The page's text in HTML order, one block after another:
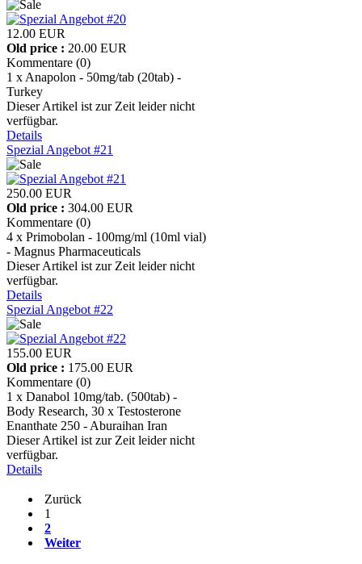
12.00 EUR
Old price : 20.00 EUR
Kommentare (0)
1 x Anapolon - 50mg/tab (20tab) -
Turkey
Dieser Artikel ist zur Zeit leider nicht
verfügbar.
Details
Spezial Angebot #21
250.00 EUR
Old price : 304.00 EUR
Kommentare (0)
4 x Primobolan - 100mg/ml (10ml vial)
- Magnus Pharmaceuticals
Dieser Artikel ist zur Zeit leider nicht
verfügbar.
Details
Spezial Angebot #22
155.00 EUR
Old price : 175.00 EUR
Kommentare (0)
1 x Danabol 10mg/tab. (500tab) -
Body Research, 30 x Testosterone
Enanthate 250 - Aburaihan Iran
Dieser Artikel ist zur Zeit leider nicht
verfügbar.
Details
Zurück
1
2
Weiter